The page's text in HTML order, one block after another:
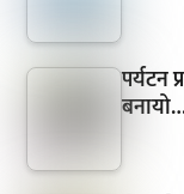
पर्यटन